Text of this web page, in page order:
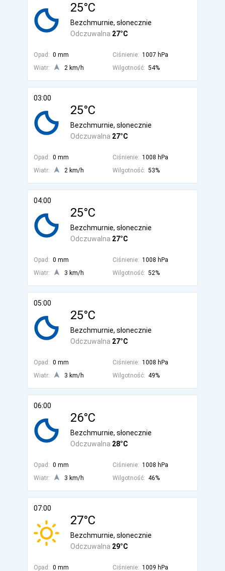
25°C
Odczuwalna 27°C
Bezchmurnie, słonecznie
Opad: 0 mm Ciśnienie: 1007 hPa
Wiatr:
2 km/h Wilgotność: 54%
03:00
25°C
Odczuwalna 27°C
Bezchmurnie, słonecznie
Opad: 0 mm Ciśnienie: 1008 hPa
Wiatr:
2 km/h Wilgotność: 53%
04:00
25°C
Odczuwalna 27°C
Bezchmurnie, słonecznie
Opad: 0 mm Ciśnienie: 1008 hPa
Wiatr:
3 km/h Wilgotność: 52%
05:00
25°C
Odczuwalna 27°C
Bezchmurnie, słonecznie
Opad: 0 mm Ciśnienie: 1008 hPa
Wiatr:
3 km/h Wilgotność: 49%
06:00
26°C
Odczuwalna 28°C
Bezchmurnie, słonecznie
Opad: 0 mm Ciśnienie: 1008 hPa
Wiatr:
3 km/h Wilgotność: 46%
07:00
27°C
Odczuwalna 29°C
Bezchmurnie, słonecznie
Opad: 0 mm Ciśnienie: 1009 hPa